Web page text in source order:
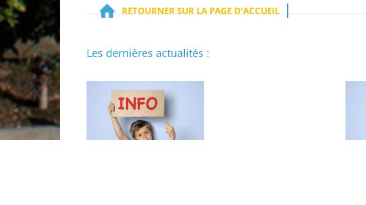
RETOURNER SUR LA PAGE D'ACCUEIL
Les dernières actualités :